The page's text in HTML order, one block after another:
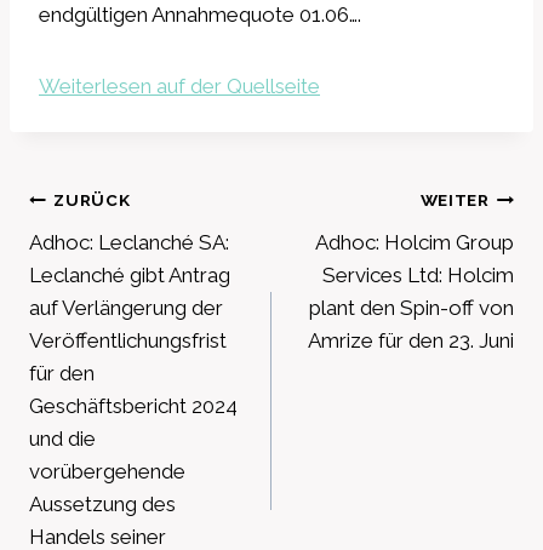
endgültigen Annahmequote 01.06….
Weiterlesen auf der Quellseite
Beitragsnavigation
ZURÜCK
Adhoc: Leclanché SA:
Leclanché gibt Antrag
auf Verlängerung der
Veröffentlichungsfrist
für den
Geschäftsbericht 2024
und die
vorübergehende
Aussetzung des
Handels seiner
WEITER
Adhoc: Holcim Group
Services Ltd: Holcim
plant den Spin-off von
Amrize für den 23. Juni